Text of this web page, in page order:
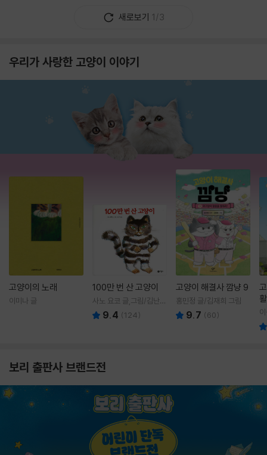
새로보기 1/3
우리가 사랑한 고양이 이야기
고양이의 노래
이미나 글
100만 번 산 고양이
사노 요코 글,그림/김난주
역 9.4 (124)
고양이 해결사 깜냥 9
홍민정 글/김재희 그림
9.7 (60)
보리 출판사 브랜드전